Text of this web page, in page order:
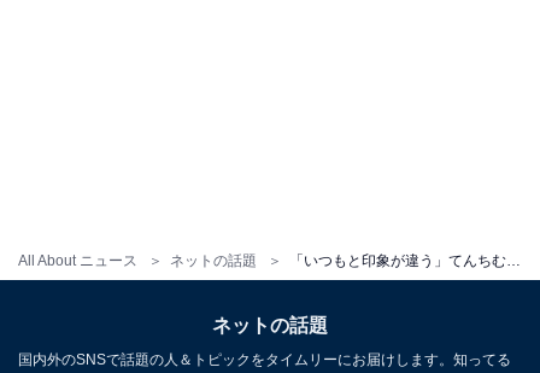
All About ニュース ネットの話題
ネットの話題
国内外のSNSで話題の人＆トピックをタイムリーにお届けします。知ってる